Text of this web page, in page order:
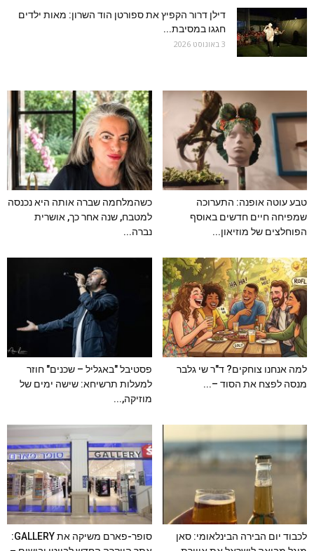
דילן דרור הקפיץ את ספורטן הוד השרון: מאות ילדים
חגגו במסיבת...
3 באוגוסט 2026
טבע עוטה אופנה: התערוכה
שמפיחה חיים חדשים באוסף
הפוחלצים של מוזיאון...
כשהמלחמה שברה אותה היא נכנסה
למטבח, שנה אחר כך, אושרית
נברה...
למה אנחנו צוחקים? ד"ר שי גלבר
מנסה לפצח את הסוד –...
פסטיבל "באגליל – שכנים" חוזר
למעלות תרשיחא: שישה ימים של
מוזיקה,...
לכבוד יום הבירה הבינלאומי: סאן
סופר-פארם משיקה את GALLERY: